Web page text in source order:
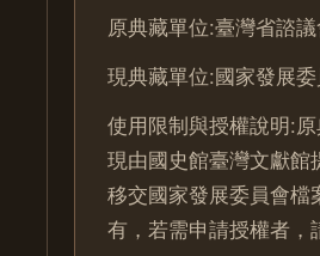
原典藏單位:臺灣省諮
現典藏單位:國家發展
使用限制與授權說明:
現由國史館臺灣文獻
移交國家發展委員會
有，若需申請授權者，